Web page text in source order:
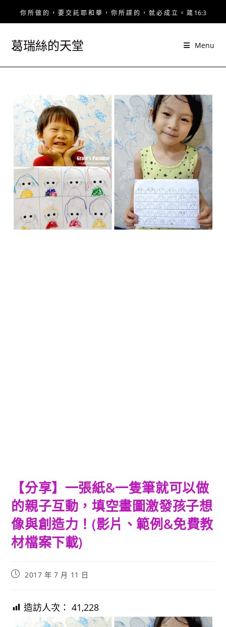
你 所 做 的 ， 要 交 託 耶 和 華 ， 你 所 謀 的 ， 就 必 成 立 。 箴 16:3
葛瑞絲的天堂 Menu
【分享】一張紙&一隻筆就可以做
的親子互動，填空畫圖激發孩子想
像與創造力！(影片、範例&免費教
材檔案下載)
Post2017 年 7 月 11 日
造訪人次： 41,228